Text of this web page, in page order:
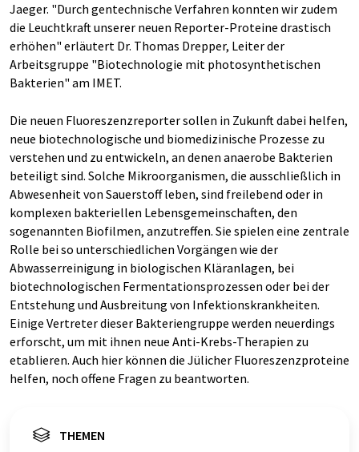
Jaeger. "Durch gentechnische Verfahren konnten wir zudem
die Leuchtkraft unserer neuen Reporter-Proteine drastisch
erhöhen" erläutert Dr. Thomas Drepper, Leiter der
Arbeitsgruppe "Biotechnologie mit photosynthetischen
Bakterien" am IMET.
Die neuen Fluoreszenzreporter sollen in Zukunft dabei helfen,
neue biotechnologische und biomedizinische Prozesse zu
verstehen und zu entwickeln, an denen anaerobe Bakterien
beteiligt sind. Solche Mikroorganismen, die ausschließlich in
Abwesenheit von Sauerstoff leben, sind freilebend oder in
komplexen bakteriellen Lebensgemeinschaften, den
sogenannten Biofilmen, anzutreffen. Sie spielen eine zentrale
Rolle bei so unterschiedlichen Vorgängen wie der
Abwasserreinigung in biologischen Kläranlagen, bei
biotechnologischen Fermentationsprozessen oder bei der
Entstehung und Ausbreitung von Infektionskrankheiten.
Einige Vertreter dieser Bakteriengruppe werden neuerdings
erforscht, um mit ihnen neue Anti-Krebs-Therapien zu
etablieren. Auch hier können die Jülicher Fluoreszenzproteine
helfen, noch offene Fragen zu beantworten.
THEMEN